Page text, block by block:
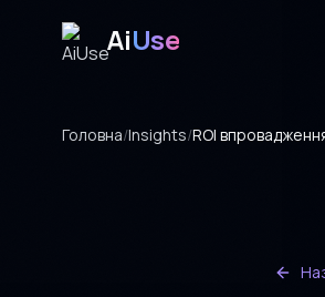
AiUse
Головна/Insights/ROI